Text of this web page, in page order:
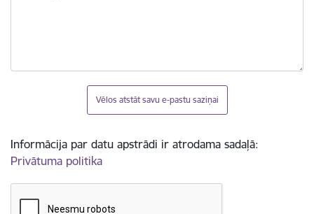
Vēlos atstāt savu e-pastu saziņai
Informācija par datu apstrādi ir atrodama sadaļā:
Privātuma politika